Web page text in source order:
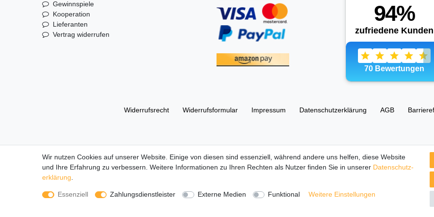
Gewinnspiele
Kooperation
Lieferanten
Vertrag widerrufen
Widerrufs­recht Widerrufs­formular Impressum Daten­schutz­erklärung AGB
Alle Markennamen, Warenzeichen sowie sämtliche Produktbilder und Beschreibungen sind Eigentum Ihrer rechtmäßigen
LEGO, das LEGO Logo, die Minifigur, DUPLO, LEGENDS OF CHIMA, NINJAGO, BIONICLE, MINDSTORMS und MIXELS
Wir nutzen Cookies auf unserer Website. Einige von diesen sind essenziell, während andere uns helfen, diese Website
und Ihre Erfahrung zu verbessern. Weitere Informationen zu Ihren Rechten als Nutzer finden Sie in unserer Daten­schutz­
erklärung
Essenziell Zahlungsdienstleister Externe Medien Funktional Weitere Einstellungen